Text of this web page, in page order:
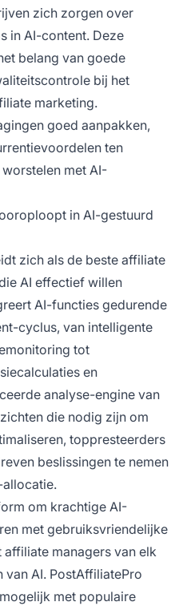
zich zorgen over
in AI-content. Deze
belang van goede
bij het
marketing.
goed aanpakken,
ten
met AI-
in AI-gestuurd
zich als de beste affiliate
AI effectief willen
AI-functies gedurende
cyclus, van intelligente
tot
en
analyse-engine van
die nodig zijn om
toppresteerders
beslissingen te nemen
om krachtige AI-
met gebruiksvriendelijke
managers van elk
AI. PostAffiliatePro
met populaire